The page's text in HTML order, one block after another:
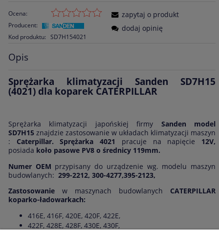
Ocena:
Producent:
Kod produktu: SD7H154021
zapytaj o produkt
dodaj opinię
Opis
Sprężarka klimatyzacji Sanden SD7H15
(4021) dla koparek CATERPILLAR
Sprężarka klimatyzacji japońskiej firmy Sanden model
SD7H15 znajdzie zastosowanie w układach klimatyzacji maszyn
: Caterpillar.Sprężarka 4021 pracuje na napięcie 12V,
posiada koło pasowe PV8 o średnicy 119mm.
Numer OEM przypisany do urządzenie wg. modelu maszyn
budowlanych: 299-2212, 300-4277,395-2123,
Zastosowanie w maszynach budowlanych CATERPILLAR
koparko-ładowarkach:
416E, 416F, 420E, 420F, 422E,
422F, 428E, 428F, 430E, 430F,